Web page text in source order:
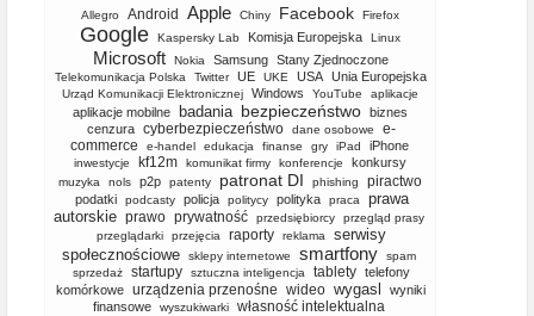
Allegro Android Apple Chiny Facebook Firefox
Google Kaspersky Lab Komisja Europejska Linux
Microsoft Nokia Samsung Stany Zjednoczone
Telekomunikacja Polska Twitter UE UKE USA Unia Europejska
Urząd Komunikacji Elektronicznej Windows YouTube aplikacje
aplikacje mobilne badania bezpieczeństwo biznes
cenzura cyberbezpieczeństwo dane osobowe
e-
commerce
e-handel edukacja finanse gry iPad iPhone
inwestycje kf12m komunikat firmy konferencje konkursy
muzyka nols p2p patenty patronat DI phishing piractwo
podatki podcasty policja politycy polityka praca
prawa
autorskie prawo prywatność przedsiębiorcy
przegląd prasy
przeglądarki
przejęcia raporty reklama
serwisy
społecznościowe
sklepy internetowe smartfony
spam
sprzedaż
startupy sztuczna inteligencja tablety telefony
komórkowe
urządzenia przenośne wideo wygasl
wyniki
finansowe
wyszukiwarki własność intelektualna